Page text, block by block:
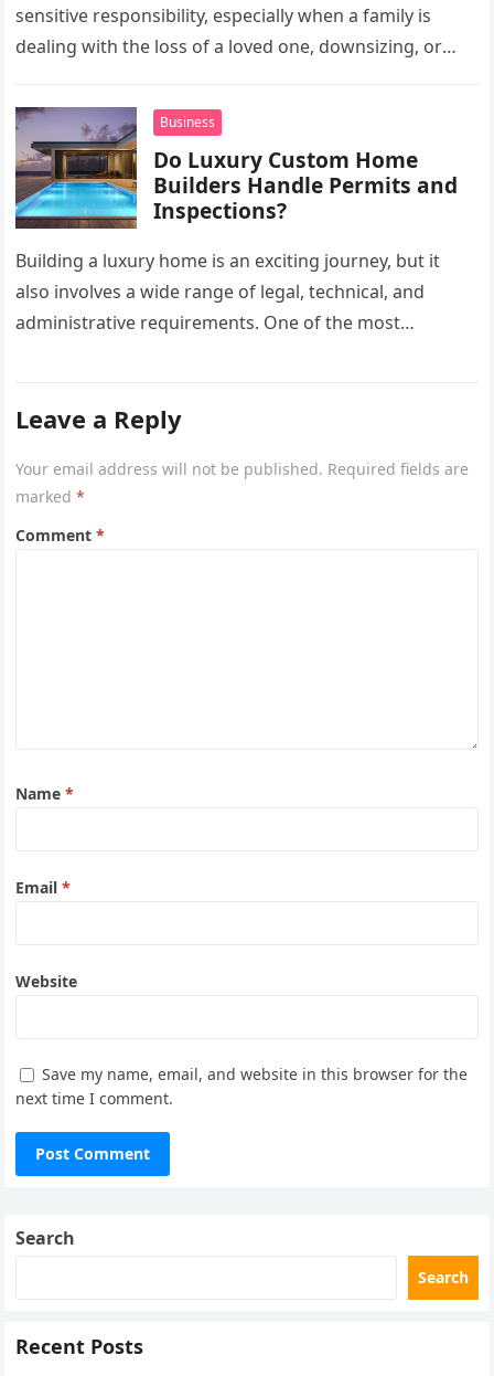
sensitive responsibility, especially when a family is
dealing with the loss of a loved one, downsizing, or
Business
Do Luxury Custom Home
Builders Handle Permits and
Inspections?
Building a luxury home is an exciting journey, but it
also involves a wide range of legal, technical, and
administrative requirements. One of the most
Leave a Reply
Your email address will not be published. Required fields are
marked*
Comment*
Name*
Email*
Website
Save my name, email, and website in this browser for the
next time I comment.
Search
Search
Recent Posts